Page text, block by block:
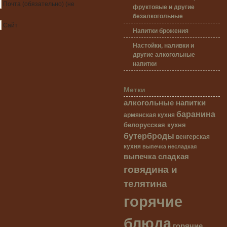
Почта (обязательно) (не
Сайт
фруктовые и другие
безалкогольные
Напитки брожения
Настойки, наливки и
другие алкогольные
напитки
Метки
алкогольные напитки
армянская кухня баранина
белорусская кухня
бутерброды венгерская
кухня выпечка несладкая
выпечка сладкая
говядина и
телятина
горячие
блюда